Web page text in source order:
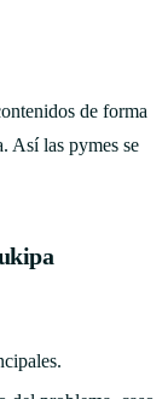
de forma
Así las pymes se